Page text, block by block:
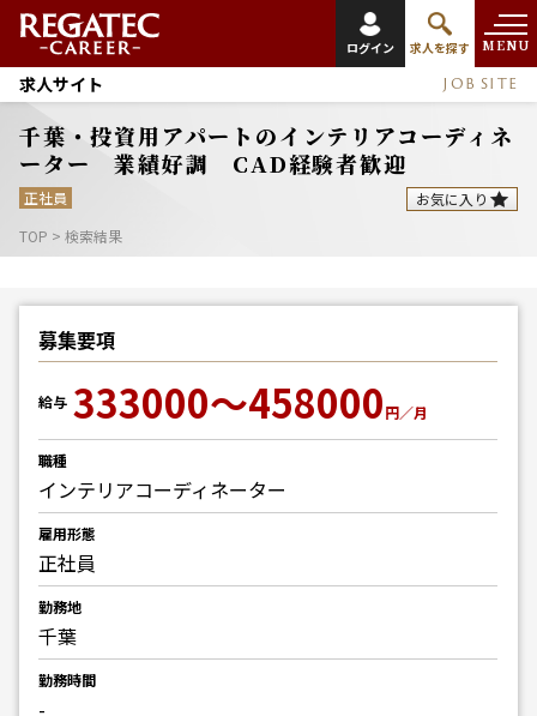
ログイン 求人を探す MENU
求人サイト JOB SITE
千葉・投資用アパートのインテリアコーディネ
ーター 業績好調 CAD経験者歓迎
正社員
お気に入り
TOP > 検索結果
募集要項
給与 333000～458000円／月
職種
インテリアコーディネーター
雇用形態
正社員
勤務地
千葉
勤務時間
-